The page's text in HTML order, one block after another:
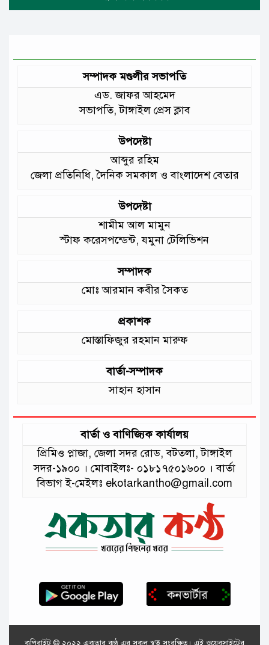
টানা বৃষ্টিতে টাঙ্গাইলে বিপর্যস্ত জনজীবন
এখন টাঙ্গাইলে
জেলার মানুষের উন্নত স্বাস্থ্যসেবায় সর্বোচ্চ
গুরুত্ব দিয়ে কাজ করছি: প্রতিমন্ত্রী টুকু
আমাদের চার পাশে ব্যাঙের ছাতার মতো
গড়ে উঠছে মাদ্রাসা ও কিন্ডার গার্ডেন
:মুক্তিযুদ্ধ বিষয়কমন্ত্রী
সম্পাদক মণ্ডলীর সভাপতি
এড. জাফর আহমেদ
সভাপতি, টাঙ্গাইল প্রেস ক্লাব
উপদেষ্টা
আব্দুর রহিম
জেলা প্রতিনিধি, দৈনিক সমকাল ও বাংলাদেশ বেতার
উপদেষ্টা
শামীম আল মামুন
স্টাফ করেসপন্ডেন্ট, যমুনা টেলিভিশন
সম্পাদক
মোঃ আরমান কবীর সৈকত
প্রকাশক
মোস্তাফিজুর রহমান মারুফ
বার্তা-সম্পাদক
সাহান হাসান
বার্তা ও বাণিজ্যিক কার্যালয়
প্রিমিও প্লাজা, জেলা সদর রোড, বটতলা, টাঙ্গাইল
সদর-১৯০০ । মোবাইলঃ- ০১৮১৭৫০১৬০০ । বার্তা
বিভাগ ই-মেইলঃ ekotarkantho@gmail.com
কপিরাইট © ২০২২ একতার কণ্ঠ এর সকল স্বত্ব সংরক্ষিত। এই ওয়েবসাইটের